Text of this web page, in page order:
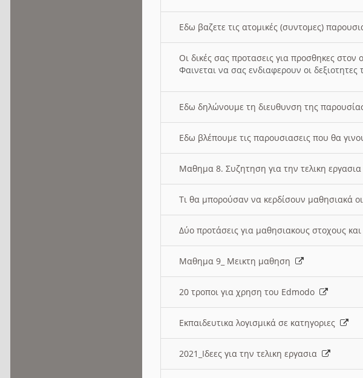
Εδω βαζετε τις ατομικές (συντομες)
Οι δικές σας προτασεις για προσθηκες
Φαινεται να σας ενδιαφερουν οι
Εδω δηλώνουμε τη διευθυνση της
Εδω βλέπουμε τις παρουσιασεις που θα
Μαθημα 8. Συζητηση για την τελικη
Τι θα μπορούσαν να κερδίσουν μαθησιακά
Δύο προτάσεις για μαθησιακους στοχους
Μαθημα 9_ Μεικτη μαθηση
20 τροποι για χρηση του Edmodo
Εκπαιδευτικα λογισμικά σε κατηγοριες
2021_Ιδεες για την τελικη εργασια